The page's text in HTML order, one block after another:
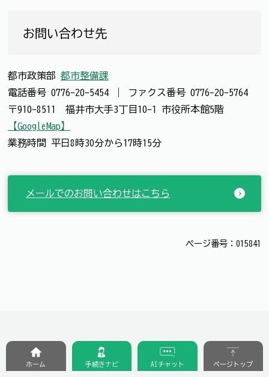
お問い合わせ先
都市政策部 都市整備課
電話番号 0776-20-5454 ファクス番号 0776-20-5764
〒910-8511 福井市大手3丁目10-1 市役所本館5階
【GoogleMap】
業務時間 平日8時30分から17時15分
メールでのお問い合わせはこちら
ページ番号：015841
ホーム 手続きナビ AIチャット ページトップ